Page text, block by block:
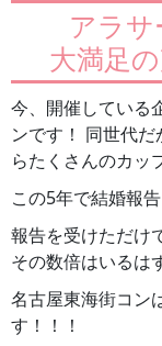
アラ
大満足
今、開催している
ンです！ 同世代
らたくさんのカッ
この5年で結婚報
報告を受けただけ
その数倍はいるは
名古屋東海街コン
す！！！